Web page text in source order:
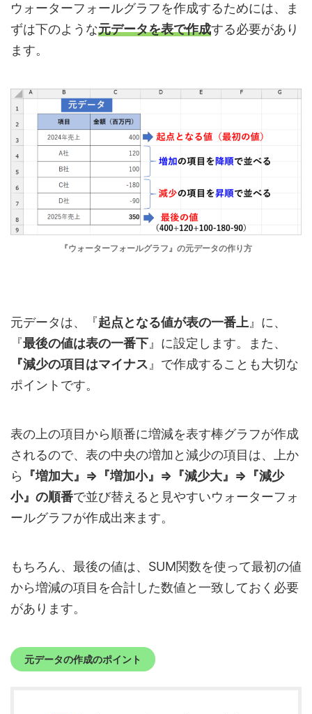
ウォーターフォールグラフを作成するためには、ま
ずは下のような元データを表で作成する必要があり
ます。
『ウォーターフォールグラフ』の元データの作り方
元データは、『起点となる値が表の一番上 』に、
『最後の値は表の一番下 』に設定します。また、
『減少の項目はマイナス 』で作成することも大切な
ポイントです。
表の上の項目から順番に増減を表す棒グラフが作成
されるので、表の中央の増加と減少の項目は、上か
ら
『増加大』⇒『増加小』⇒『減少大』⇒『減少
小』の順番で並び替えると見やすいウォーターフォ
ールグラフが作成出来ます。
もちろん、最後の値は、SUM関数を使って最初の値
から増減の項目を合計した数値と一致しておく必要
があります。
元データの作成のポイント